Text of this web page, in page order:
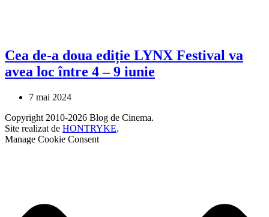
Cea de-a doua ediție LYNX Festival va
avea loc între 4 – 9 iunie
7 mai 2024
Copyright 2010-2026 Blog de Cinema.
Site realizat de HONTRYKE.
Manage Cookie Consent